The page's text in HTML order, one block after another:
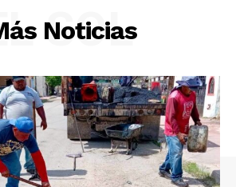
Noticias
SOL